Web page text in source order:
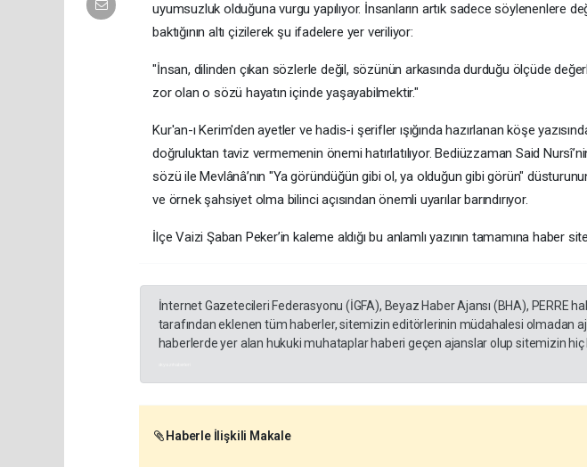
uyumsuzluk olduğuna vurgu yapılıyor. İnsanların artık sadece söylenenlere
baktığının altı çizilerek şu ifadelere yer veriliyor:
​"İnsan, dilinden çıkan sözlerle değil, sözünün arkasında durduğu ölçüde
zor olan o sözü hayatın içinde yaşayabilmektir."
​Kur'an-ı Kerim'den ayetler ve hadis-i şerifler ışığında hazırlanan köşe
doğruluktan taviz vermemenin önemi hatırlatılıyor. Bediüzzaman Said
sözü ile Mevlânâ’nın "Ya göründüğün gibi ol, ya olduğun gibi görün"
ve örnek şahsiyet olma bilinci açısından önemli uyarılar barındırıyor.
​İlçe Vaizi Şaban Peker’in kaleme aldığı bu anlamlı yazının tamamına haber
İnternet Gazetecileri Federasyonu (İGFA), Beyaz Haber Ajansı (BHA), PERRE
tarafından eklenen tüm haberler, sitemizin editörlerinin müdahalesi olmadan
haberlerde yer alan hukuki muhataplar haberi geçen ajanslar olup sitemizin
Haberle İlişkili Makale